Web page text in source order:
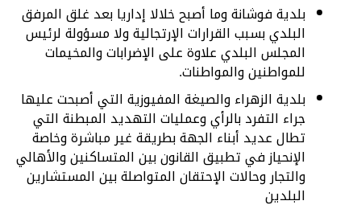
بلدية فوشانة وما أصبح خلالا إداريا بعد غلق المرفق
البلدي بسبب القرارات الإرتجالية ولا مسؤولة لرئيس
المجلس البلدي علاوة على الإضرابات والمخيمات
للمواطنين والمواطنات.
بلدية الزهراء والصيغة المفيوزية التي أصبحت عليها
جراء التفرد بالرأي وعمليات التهديد المبطنة التي
تطال عديد أبناء الجهة بطريقة غير مباشرة وخاصة
الإنحياز في تطبيق القانون بين المتساكنين والأهالي
والتجار وحالات الإحتقان المتواصلة بين المستشارين
البلدين